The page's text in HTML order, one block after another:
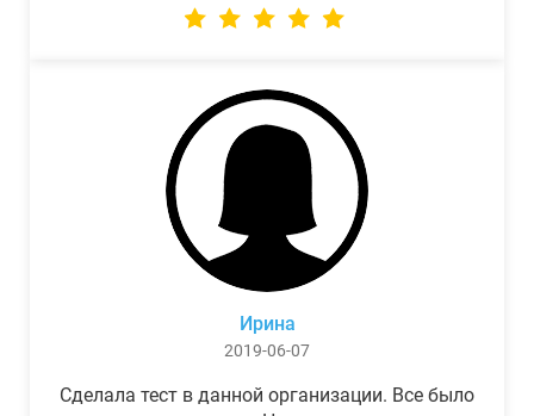
Ирина
2019-06-07
Сделала тест в данной организации. Все было